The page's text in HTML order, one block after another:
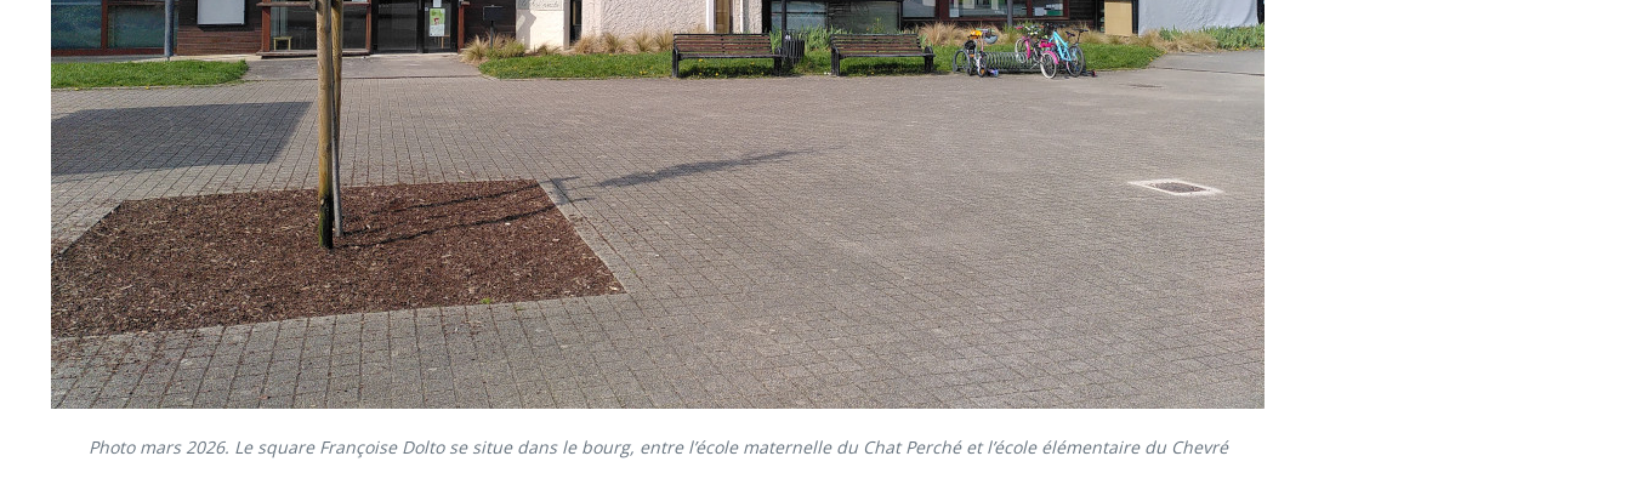
Photo mars 2026. Le square Françoise Dolto se situe dans le bourg, entre l’école maternelle du Chat Perché et l’école élémentaire du Chevré